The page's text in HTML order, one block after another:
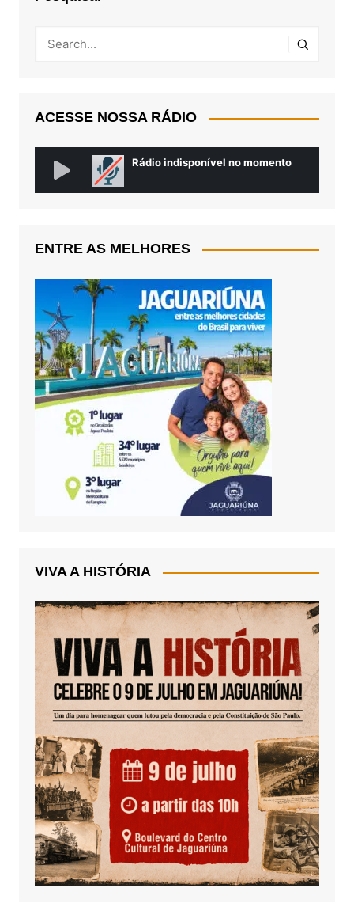
ACESSE NOSSA RÁDIO
ENTRE AS MELHORES
VIVA A HISTÓRIA